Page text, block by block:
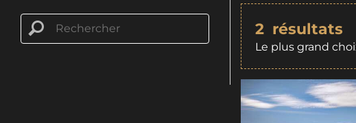
2 résultats
Le plus grand